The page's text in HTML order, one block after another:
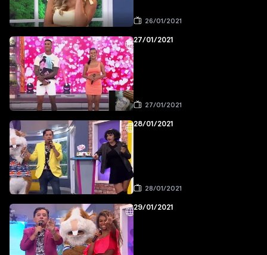
26/01/2021
27/01/2021
27/01/2021
28/01/2021
28/01/2021
29/01/2021